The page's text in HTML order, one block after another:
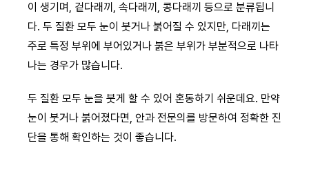
이 생기며, 겉다래끼, 속다래끼, 콩다래끼 등으로 분류됩니
다. 두 질환 모두 눈이 붓거나 붉어질 수 있지만, 다래끼는
주로 특정 부위에 부어있거나 붉은 부위가 부분적으로 나타
나는 경우가 많습니다.
두 질환 모두 눈을 붓게 할 수 있어 혼동하기 쉬운데요. 만약
눈이 붓거나 붉어졌다면, 안과 전문의를 방문하여 정확한 진
단을 통해 확인하는 것이 좋습니다.